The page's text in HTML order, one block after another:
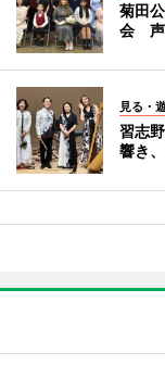
菊田
会 声
見る・
習志
響き